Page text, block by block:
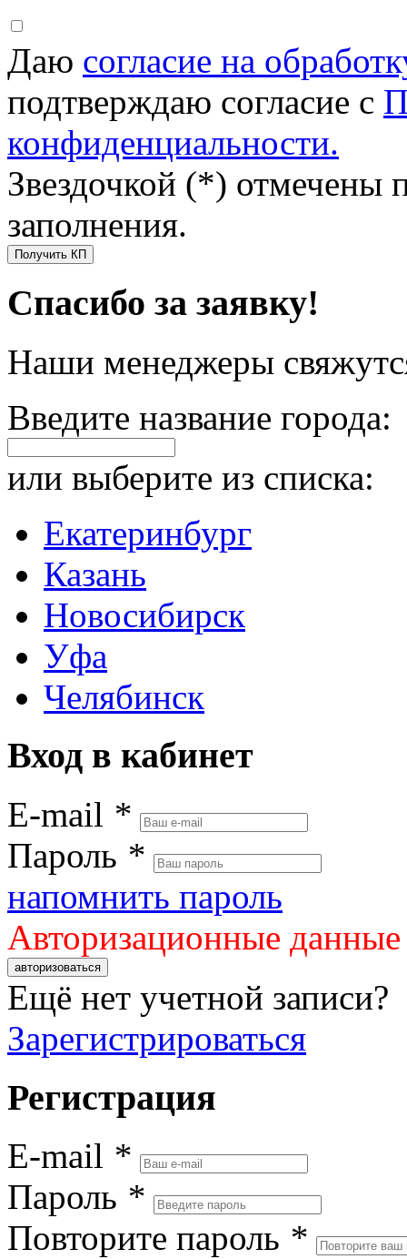
Даю согласие на
подтверждаю согласие с
конфиденциальности.
Звездочкой (*) отмечены
заполнения.
Получить КП
Спасибо за заявку!
Наши менеджеры
Введите название города:
или выберите из списка:
Екатеринбург
Казань
Новосибирск
Уфа
Челябинск
Вход в кабинет
E-mail *
Пароль *
напомнить пароль
Авторизационные
авторизоваться
Ещё нет учетной записи?
Зарегистрироваться
Регистрация
E-mail *
Пароль *
Повторите пароль *